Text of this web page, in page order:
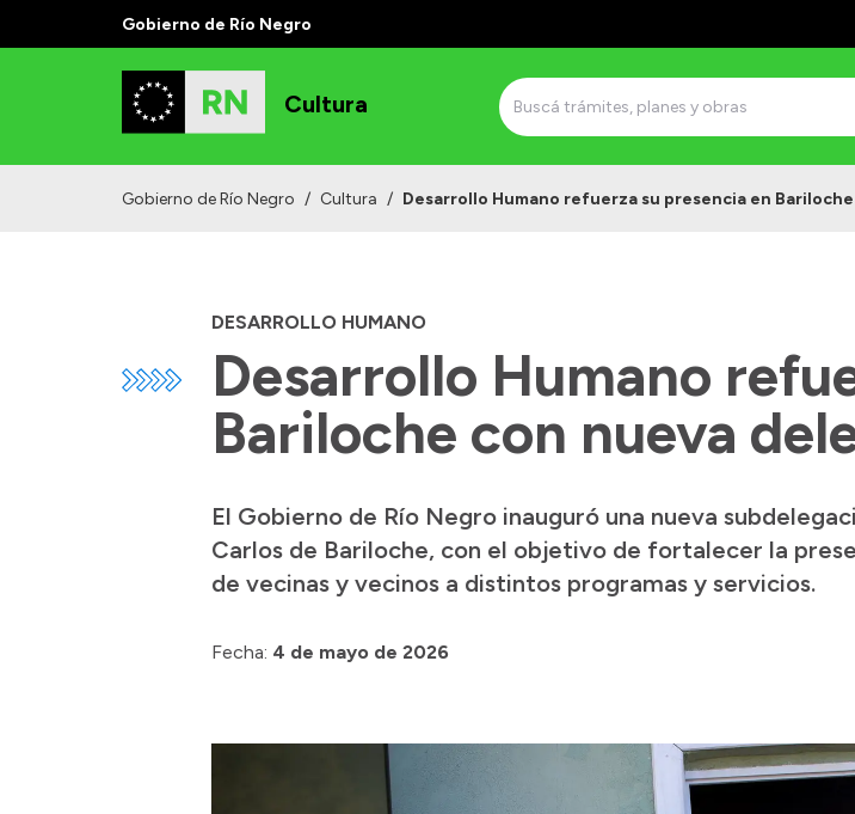
Gobierno de Río Negro
Cultura
Gobierno de Río Negro / Cultura / Desarrollo Humano refuerza su presencia en
DESARROLLO HUMANO
Desarrollo Humano
Bariloche con nueva
El Gobierno de Río Negro inauguró una nueva
Carlos de Bariloche, con el objetivo de fortalecer la
de vecinas y vecinos a distintos programas y servicios.
Fecha: 4 de mayo de 2026